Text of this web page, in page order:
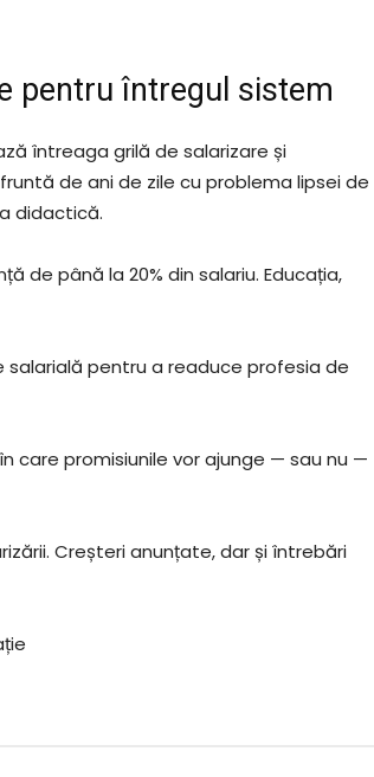
pentru întregul sistem
întreaga grilă de salarizare și
de ani de zile cu problema lipsei de
didactică.
de până la 20% din salariu. Educația,
pentru a readuce profesia de
care promisiunile vor ajunge — sau nu —
Creșteri anunțate, dar și întrebări